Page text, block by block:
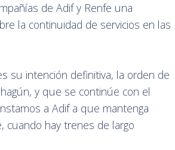
de Adif y Renfe una
la continuidad de servicios en las
su intención definitiva, la orden de
y que se continúe con el
a Adif a que mantenga
hay trenes de largo